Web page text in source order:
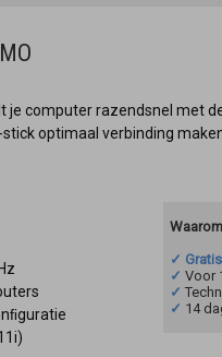
je computer razendsnel met
optimaal verbinding
✓
✓ Voor
✓
✓ 14